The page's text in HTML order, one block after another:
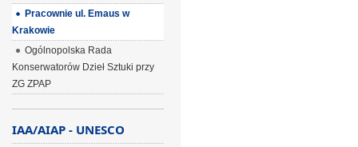
Pracownie ul. Emaus w
Krakowie
Ogólnopolska Rada
Konserwatorów Dzieł Sztuki przy
ZG ZPAP
IAA/AIAP - UNESCO